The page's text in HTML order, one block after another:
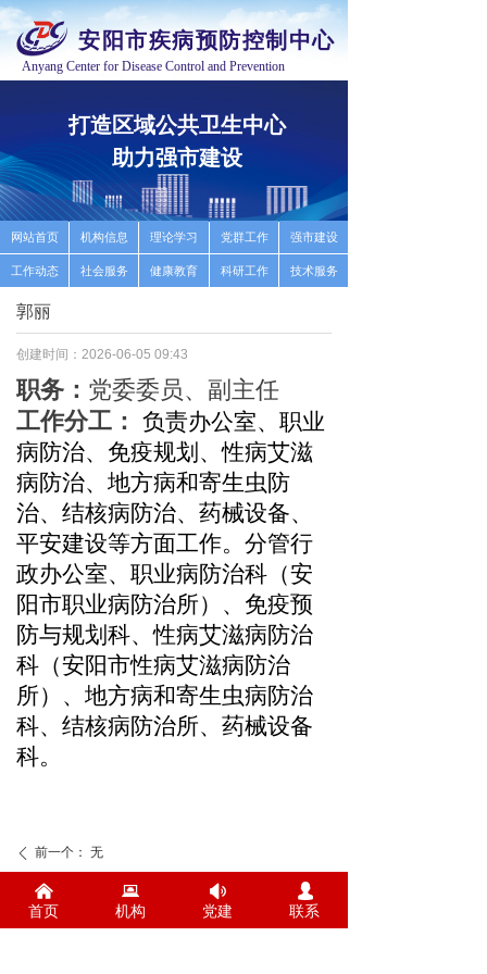
安阳市疾病预防控制中心
Anyang Center for Disease Control and Prevention
按钮
网站首页 机构信息 党群工作
工作动态 社会服务 健康教育 科研工作 技术服务
打造区域公共卫生中心
助力强市建设
强市建设
理论学习
创建时间： 2026-06-05 09:43
职务： 党委委员、副主任
工作分工： 负责办公室、职业
病防治、免疫规划 、性病艾滋
病防治、地方病和寄生虫防
治、 结核病防治、药械设备、
平安建设等方面工作。 分管行
政办公室、职业病防治科（安
阳市职业病防治所）、免疫预
防与规划科、性病艾滋病防治
科（安阳市性病艾滋病防治
所） 、地方病和寄生虫病防治
科、 结核病防治所、 药械设备
科。
郭丽
ꄴ 前一个： 无
ꄲ 后一个：
낀
首页
뀵
机构
넄
党建
넙
联系